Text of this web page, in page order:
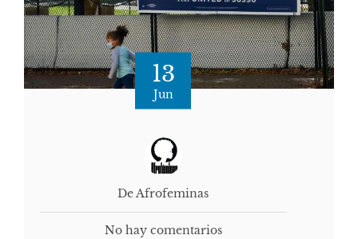
13
Jun
De Afrofeminas
No hay comentarios